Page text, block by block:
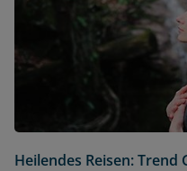
Heilendes Reisen: